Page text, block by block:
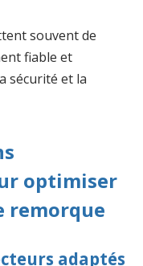
souvent de
fiable et
sécurité et la
optimiser
remorque
adaptés